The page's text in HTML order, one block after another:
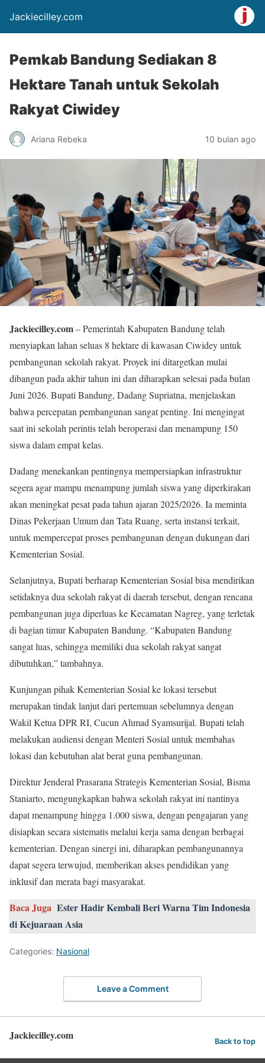
Jackiecilley.com
Pemkab Bandung Sediakan 8
Hektare Tanah untuk Sekolah
Rakyat Ciwidey
Ariana Rebeka 10 bulan ago
Jackiecilley.com– Pemerintah Kabupaten Bandung telah
menyiapkan lahan seluas 8 hektare di kawasan Ciwidey untuk
pembangunan sekolah rakyat. Proyek ini ditargetkan mulai
dibangun pada akhir tahun ini dan diharapkan selesai pada bulan
Juni 2026. Bupati Bandung, Dadang Supriatna, menjelaskan
bahwa percepatan pembangunan sangat penting. Ini mengingat
saat ini sekolah perintis telah beroperasi dan menampung 150
siswa dalam empat kelas.
Dadang menekankan pentingnya mempersiapkan infrastruktur
segera agar mampu menampung jumlah siswa yang diperkirakan
akan meningkat pesat pada tahun ajaran 2025/2026. Ia meminta
Dinas Pekerjaan Umum dan Tata Ruang, serta instansi terkait,
untuk mempercepat proses pembangunan dengan dukungan dari
Kementerian Sosial.
Selanjutnya, Bupati berharap Kementerian Sosial bisa mendirikan
setidaknya dua sekolah rakyat di daerah tersebut, dengan rencana
pembangunan juga diperluas ke Kecamatan Nagreg, yang terletak
di bagian timur Kabupaten Bandung. “Kabupaten Bandung
sangat luas, sehingga memiliki dua sekolah rakyat sangat
dibutuhkan,” tambahnya.
Kunjungan pihak Kementerian Sosial ke lokasi tersebut
merupakan tindak lanjut dari pertemuan sebelumnya dengan
Wakil Ketua DPR RI, Cucun Ahmad Syamsurijal. Bupati telah
melakukan audiensi dengan Menteri Sosial untuk membahas
lokasi dan kebutuhan alat berat guna pembangunan.
Direktur Jenderal Prasarana Strategis Kementerian Sosial, Bisma
Staniarto, mengungkapkan bahwa sekolah rakyat ini nantinya
dapat menampung hingga 1.000 siswa, dengan pengajaran yang
disiapkan secara sistematis melalui kerja sama dengan berbagai
kementerian. Dengan sinergi ini, diharapkan pembangunannya
dapat segera terwujud, memberikan akses pendidikan yang
inklusif dan merata bagi masyarakat.
Baca Juga Ester Hadir Kembali Beri Warna Tim Indonesia
di Kejuaraan Asia
Categories: Nasional
Leave a Comment
Jackiecilley.com Back to top